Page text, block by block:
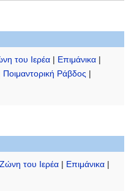
του Ιερέα | Επιμάνικα |
Ποιμαντορική Ράβδος |
Ζώνη του Ιερέα | Επιμάνικα |